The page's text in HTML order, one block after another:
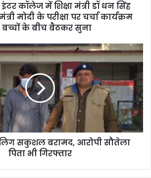
कॉलेज में शिक्षा मंत्री डॉ धन सिंह
मोदी के परीक्षा पर चर्चा कार्यक्रम
बच्चों के बीच बैठकर सुना
सकुशल बरामद, आरोपी सौतेला
पिता भी गिरफ्तार